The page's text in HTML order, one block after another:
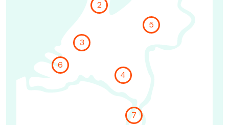
Go to location page Noord-West
2
Go to location page West Nederland
3
Go to location page
4
Go to location
5
Go to location page Zuid west nederland
6
Go to location page
7